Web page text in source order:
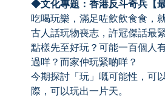
◆文化專題：香港反斗奇兵【
吃喝玩樂，滿足咗飲飲食食，
古人話玩物喪志，許冠傑話最
點樣先至好玩？可能一百個人
過咩？而家仲玩緊啲咩？
今期探討「玩」嘅可能性，可
際，可以玩出一片天。